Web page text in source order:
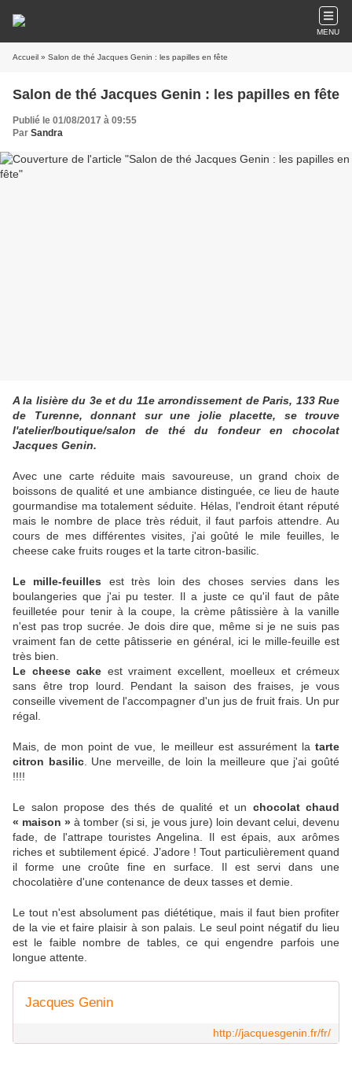
MENU
Accueil » Salon de thé Jacques Genin : les papilles en fête
Salon de thé Jacques Genin : les papilles en fête
Publié le 01/08/2017 à 09:55
Par Sandra
A la lisière du 3e et du 11e arrondissement de Paris, 133 Rue
de Turenne, donnant sur une jolie placette, se trouve
l'atelier/boutique/salon de thé du fondeur en chocolat
Jacques Genin.
Avec une carte réduite mais savoureuse, un grand choix de
boissons de qualité et une ambiance distinguée, ce lieu de haute
gourmandise ma totalement séduite. Hélas, l'endroit étant réputé
mais le nombre de place très réduit, il faut parfois attendre. Au
cours de mes différentes visites, j'ai goûté le mile feuilles, le
cheese cake fruits rouges et la tarte citron-basilic.
Le mille-feuilles est très loin des choses servies dans les
boulangeries que j'ai pu tester. Il a juste ce qu'il faut de pâte
feuilletée pour tenir à la coupe, la crème pâtissière à la vanille
n'est pas trop sucrée. Je dois dire que, même si je ne suis pas
vraiment fan de cette pâtisserie en général, ici le mille-feuille est
très bien.
Le cheese cake est vraiment excellent, moelleux et crémeux
sans être trop lourd. Pendant la saison des fraises, je vous
conseille vivement de l'accompagner d'un jus de fruit frais. Un pur
régal.
Mais, de mon point de vue, le meilleur est assurément la tarte
citron basilic. Une merveille, de loin la meilleure que j'ai goûté
!!!!
Le salon propose des thés de qualité et un chocolat chaud
« maison » à tomber (si si, je vous jure) loin devant celui, devenu
fade, de l'attrape touristes Angelina. Il est épais, aux arômes
riches et subtilement épicé. J’adore ! Tout particulièrement quand
il forme une croûte fine en surface. Il est servi dans une
chocolatière d'une contenance de deux tasses et demie.
Le tout n'est absolument pas diététique, mais il faut bien profiter
de la vie et faire plaisir à son palais. Le seul point négatif du lieu
est le faible nombre de tables, ce qui engendre parfois une
longue attente.
Jacques Genin
http://jacquesgenin.fr/fr/